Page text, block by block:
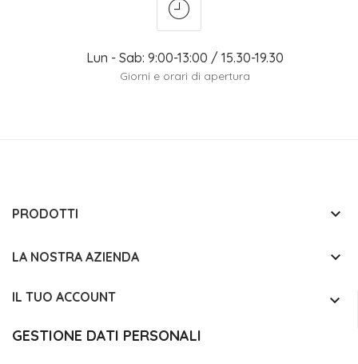
Lun - Sab: 9:00-13:00 / 15.30-19.30
Giorni e orari di apertura
PRODOTTI keyboard_arrow_down
LA NOSTRA AZIENDA keyboard_arrow_down
IL TUO ACCOUNT keyboard_arrow_down
GESTIONE DATI PERSONALI